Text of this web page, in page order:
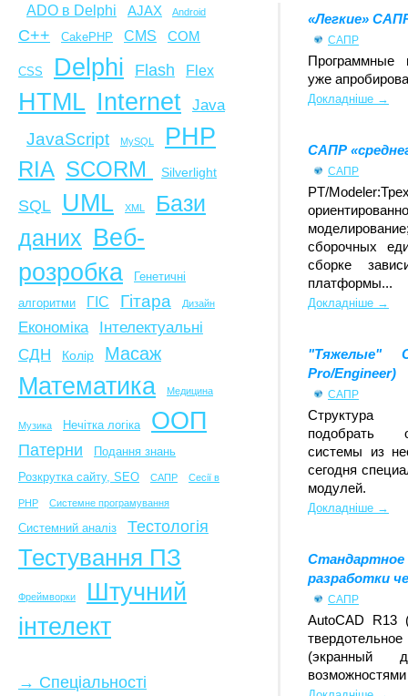
ADO в Delphi AJAX Android
C++ CakePHP CMS COM
CSS Delphi Flash Flex
HTML Internet Java
JavaScript MySQL PHP
RIA SCORM Silverlight
SQL UML XML
Бази
даних Веб-
розробка
Генетичні
алгоритми
ГІС Гітара Дизайн
Економіка
Інтелектуальні
СДН
Колір Масаж
Математика Медицина
Музика Нечітка логіка ООП
Патерни
Подання знань
Розкрутка сайту, SEO
САПР Сесії в
PHP Системне програмування
Системний аналіз Тестологія
Тестування ПЗ
Фреймворки
Штучний
інтелект
→ Спеціальності
«Легкие»
САПР
Программные
уже
Докладніше →
САПР
САПР
PT/
сборочных
сборке
платформы...
Докладніше →
"Тяжелые"
Pro/Engineer)
САПР
Структура
подобрать
системы из
сегодня
модулей.
Докладніше →
разработки
САПР
AutoCAD R13
(экранный